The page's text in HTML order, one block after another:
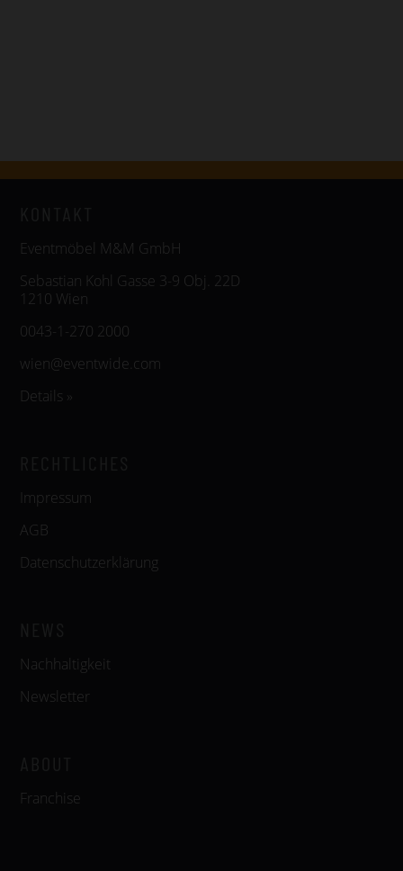
Eventmöbel M&M GmbH
Sebastian Kohl Gasse 3-9 Obj. 22D
1210 Wien
0043-1-270 2000
wien@eventwide.com
Details »
Impressum
AGB
Datenschutzerklärung
Nachhaltigkeit
Newsletter
Franchise